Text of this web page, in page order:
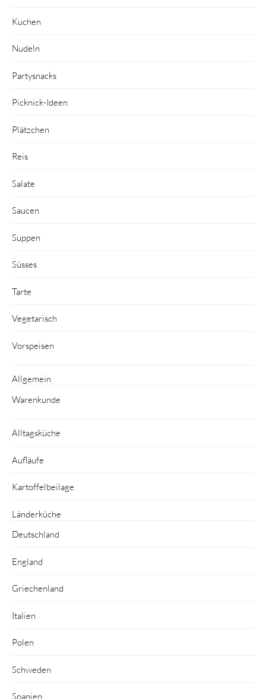
Kuchen
Nudeln
Partysnacks
Picknick-Ideen
Plätzchen
Reis
Salate
Saucen
Suppen
Süsses
Tarte
Vegetarisch
Vorspeisen
Allgemein
Warenkunde
Alltagsküche
Aufläufe
Kartoffelbeilage
Länderküche
Deutschland
England
Griechenland
Italien
Polen
Schweden
Spanien